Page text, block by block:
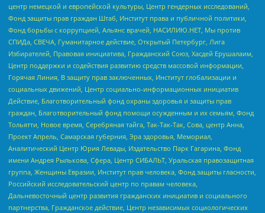
центр немецкой и европейской культуры, Центр гендерных исследований,
Фонд защиты прав граждан Штаб, Институт права и публичной политики,
Фонд борьбы с коррупцией, Альянс врачей, НАСИЛИЮ.НЕТ, Мы против
СПИДа, СВЕЧА, Гуманитарное действие, Открытый Петербург, Лига
Избирателей, Правовая инициатива, Гражданский Союз, Хасдей Ерушалаим,
Центр поддержки и содействия развитию средств массовой информации,
Горячая Линия, В защиту прав заключенных, Институт глобализации и
социальных движений, Центр социально-информационных инициатив
Действие, Благотворительный фонд охраны здоровья и защиты прав
граждан, Благотворительный фонд помощи осужденным и их семьям, Фонд
Тольятти, Новое время, Серебряная тайга, Так-Так-Так, Сова, центр Анна,
Проект Апрель, Самарская губерния, Эра здоровья, Мемориал,
Аналитический Центр Юрия Левады, Издательство Парк Гагарина, Фонд
имени Андрея Рылькова, Сфера, Центр СИБАЛЬТ, Уральская правозащитная
группа, Женщины Евразии, Институт прав человека, Фонд защиты гласности,
Российский исследовательский центр по правам человека,
Дальневосточный центр развития гражданских инициатив и социального
партнерства, Гражданское действие, Центр независимых социологических